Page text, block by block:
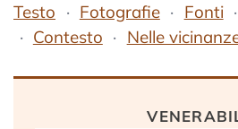
Testo Fotografie Fonti
Contesto
Nelle